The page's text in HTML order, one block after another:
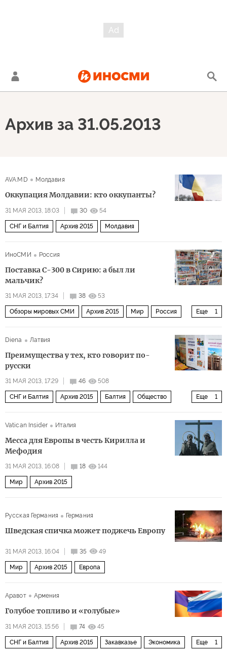
Архив за 31.05.2013
AVA.MD Молдавия
Оккупация Молдавии: кто оккупанты?
31 МАЯ 2013, 18:03 30 54
СНГ и Балтия Архив 2015 Молдавия
ИноСМИ Россия
Поставка С-300 в Сирию: а был ли
мальчик?
31 МАЯ 2013, 17:34 38 53
Еще 1
Обзоры мировых СМИ Архив 2015 Мир Россия
Diena
Латвия
Преимущества у тех, кто говорит по-
русски
31 МАЯ 2013, 17:29 46 508
Еще 1
СНГ и Балтия Архив 2015 Балтия Общество
Vatican Insider
Италия
Месса для Европы в честь Кирилла и
Мефодия
31 МАЯ 2013, 16:08 18 144
Мир Архив 2015
Русская Германия Германия
Шведская спичка может поджечь Европу
31 МАЯ 2013, 16:04 35 49
Мир Архив 2015 Европа
Аравот Армения
Голубое топливо и «голубые»
31 МАЯ 2013, 15:56 74 45
Еще 1
СНГ и Балтия Архив 2015 Закавказье Экономика